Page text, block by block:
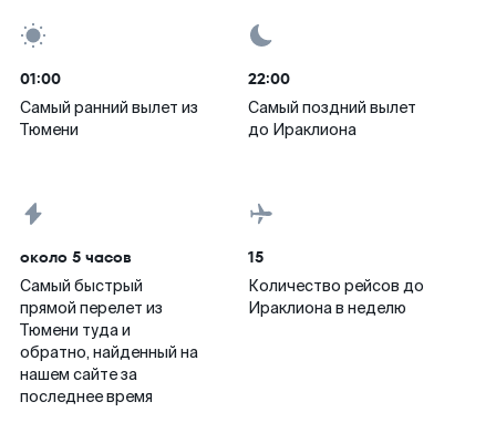
01:00
Самый ранний вылет из
Тюмени
22:00
Самый поздний вылет
до Ираклиона
около 5 часов
Самый быстрый
прямой перелет из
Тюмени туда и
обратно, найденный на
нашем сайте за
последнее время
15
Количество рейсов до
Ираклиона в неделю